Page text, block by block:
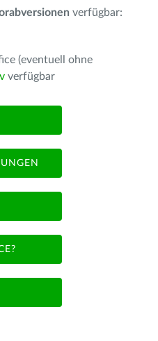
verfügbar:
(eventuell ohne
verfügbar